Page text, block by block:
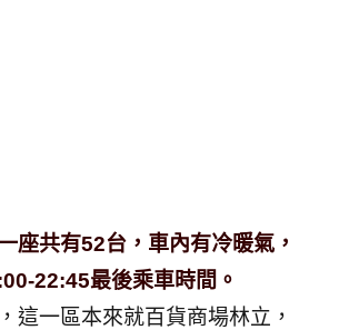
座共有52台，車內有冷暖氣，
22:45最後乘車時間。
這一區本來就百貨商場林立，